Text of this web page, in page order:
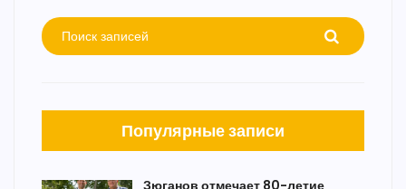
Популярные записи
Зюганов отмечает 80-летие